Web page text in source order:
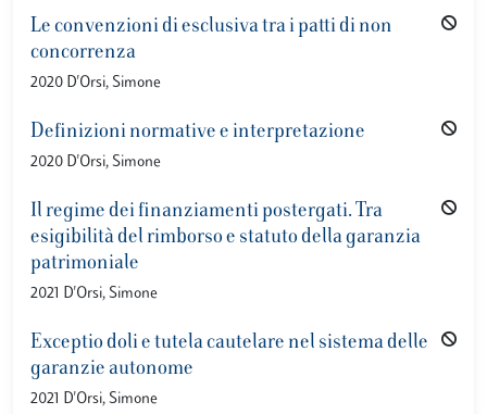
Le convenzioni di esclusiva tra i patti di non
concorrenza
2020 D'Orsi, Simone
Definizioni normative e interpretazione
2020 D'Orsi, Simone
Il regime dei finanziamenti postergati. Tra
esigibilità del rimborso e statuto della garanzia
patrimoniale
2021 D'Orsi, Simone
Exceptio doli e tutela cautelare nel sistema delle
garanzie autonome
2021 D'Orsi, Simone